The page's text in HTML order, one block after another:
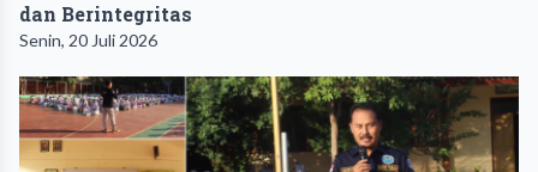
dan Berintegritas
Senin, 20 Juli 2026